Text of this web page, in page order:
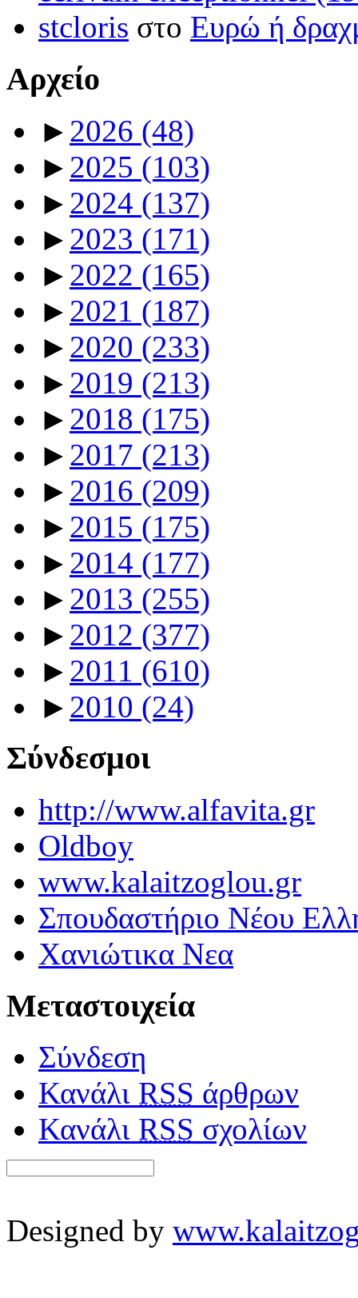
stcloris στο Ευρώ ή
Αρχείο
► 2026 (48)
► 2025 (103)
► 2024 (137)
► 2023 (171)
► 2022 (165)
► 2021 (187)
► 2020 (233)
► 2019 (213)
► 2018 (175)
► 2017 (213)
► 2016 (209)
► 2015 (175)
► 2014 (177)
► 2013 (255)
► 2012 (377)
► 2011 (610)
► 2010 (24)
Σύνδεσμοι
http://www.alfavita.gr
Oldboy
www.kalaitzoglou.gr
Σπουδαστήριο Νέου
Χανιώτικα Νεα
Μεταστοιχεία
Σύνδεση
Κανάλι RSS άρθρων
Κανάλι RSS σχολίων
Designed by